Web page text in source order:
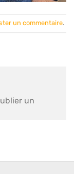
un commentaire.
un